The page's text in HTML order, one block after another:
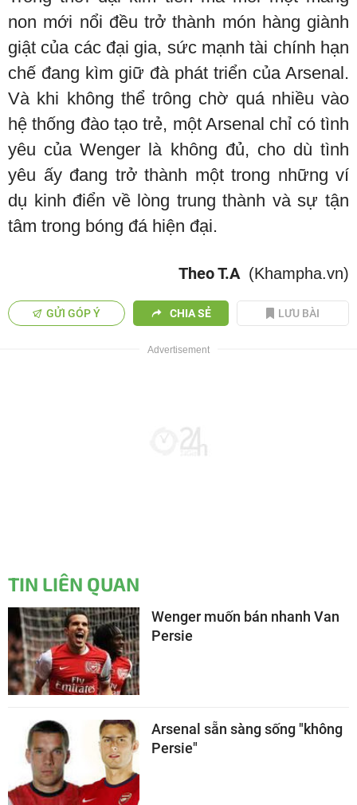
non mới nổi đều trở thành món hàng giành
giật của các đại gia, sức mạnh tài chính hạn
chế đang kìm giữ đà phát triển của Arsenal.
Và khi không thể trông chờ quá nhiều vào
hệ thống đào tạo trẻ, một Arsenal chỉ có tình
yêu của Wenger là không đủ, cho dù tình
yêu ấy đang trở thành một trong những ví
dụ kinh điển về lòng trung thành và sự tận
tâm trong bóng đá hiện đại.
Theo T.A (Khampha.vn)
GỬI GÓP Ý CHIA SẺ LƯU BÀI
TIN LIÊN QUAN
Wenger muốn bán nhanh Van
Persie
Arsenal sẵn sàng sống "không
Persie"